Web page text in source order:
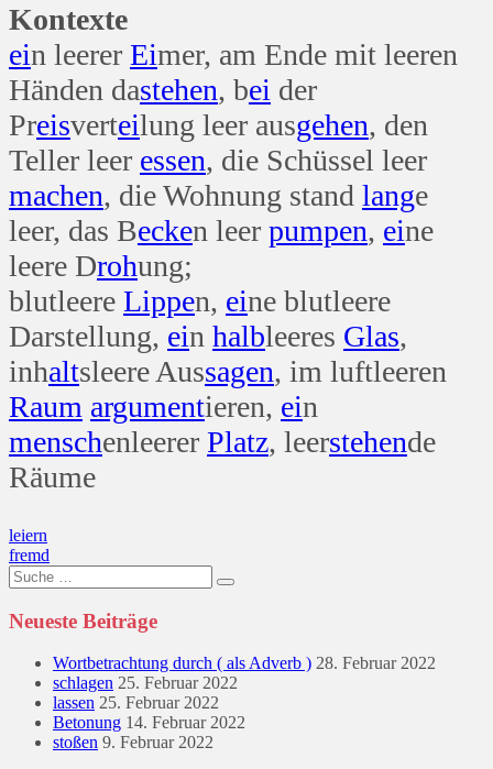
Kontexte
ein leerer Eimer, am Ende mit leeren
Händen dastehen, bei der
Preisverteilung leer ausgehen, den
Teller leer essen, die Schüssel leer
machen, die Wohnung stand lange
leer, das Becken leer pumpen, eine
leere Drohung;
blutleere Lippen, eine blutleere
Darstellung, ein halbleeres Glas,
inhaltsleere Aussagen, im luftleeren
Raum argumentieren, ein
menschenleerer Platz, leerstehende
Räume
Beitragsnavigation
leiern
fremd
Suche
nach:
Neueste Beiträge
Wortbetrachtung durch ( als Adverb ) 28. Februar 2022
schlagen 25. Februar 2022
lassen 25. Februar 2022
Betonung 14. Februar 2022
stoßen 9. Februar 2022